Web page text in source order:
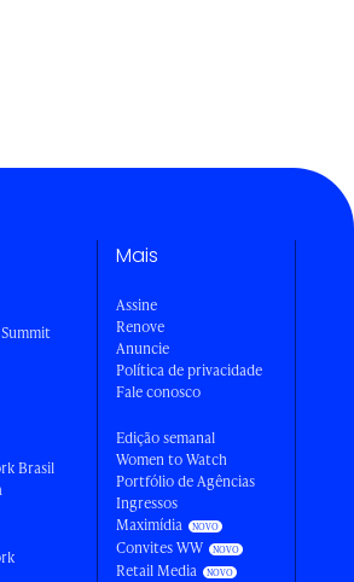
Brasil
Mais
Assine
Renove
Anuncie
Política de privacidade
Fale conosco
Edição semanal
Women to Watch
Portfólio de Agências
Ingressos
Maximídia
Convites WW
Retail Media